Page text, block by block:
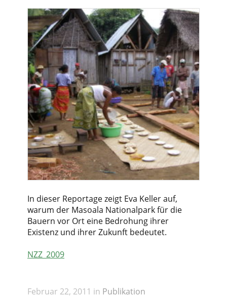
In dieser Reportage zeigt Eva Keller auf,
warum der Masoala Nationalpark für die
Bauern vor Ort eine Bedrohung ihrer
Existenz und ihrer Zukunft bedeutet.
NZZ_2009
Februar 22, 2011 in Publikation